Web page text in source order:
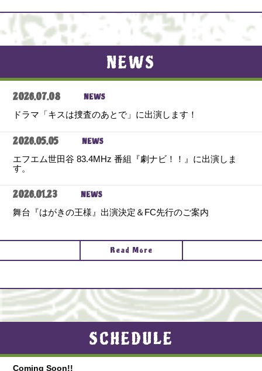
NEWS
2026.07.08
NEWS
ドラマ「キスは捜査のあとで」に出演します！
2026.05.05
NEWS
エフエム世田谷 83.4MHz 番組『劇ナビ！！』に出演しま
す。
2026.01.23
NEWS
舞台『はがきの王様』出演決定＆FC先行のご案内
Read More
SCHEDULE
Coming Soon!!